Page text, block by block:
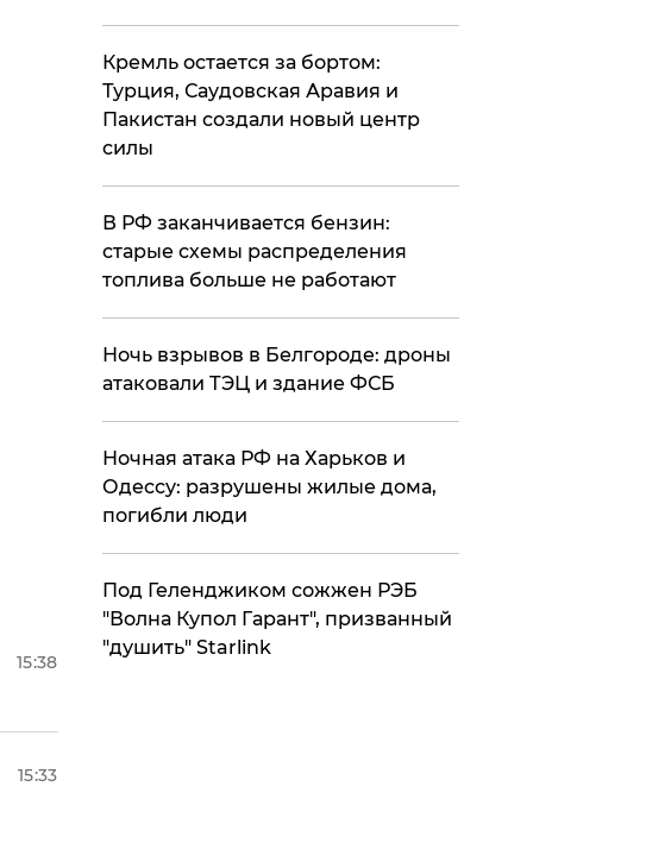
15:38
15:33
​Кремль остается за бортом:
Турция, Саудовская Аравия и
Пакистан создали новый центр
силы
​В РФ заканчивается бензин:
старые схемы распределения
топлива больше не работают
​Ночь взрывов в Белгороде: дроны
атаковали ТЭЦ и здание ФСБ
​Ночная атака РФ на Харьков и
Одессу: разрушены жилые дома,
погибли люди
Под Геленджиком сожжен РЭБ
"Волна Купол Гарант", призванный
"душить" Starlink